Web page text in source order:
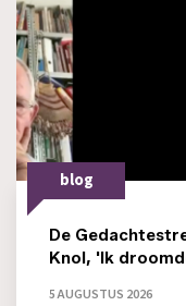
blog
De
Knol, 'Ik
5 AUGUSTUS 2026